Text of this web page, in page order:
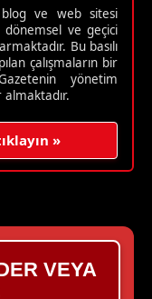
ve web sitesi
dönemsel ve geçici
Bu basılı
çalışmaların bir
yönetim
»
VEYA